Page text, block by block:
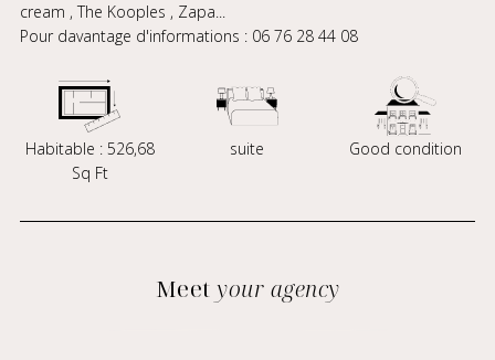
cream , The Kooples , Zapa...
Pour davantage d'informations : 06 76 28 44 08
Habitable : 526,68
Sq Ft
suite Good condition
Meet your agency